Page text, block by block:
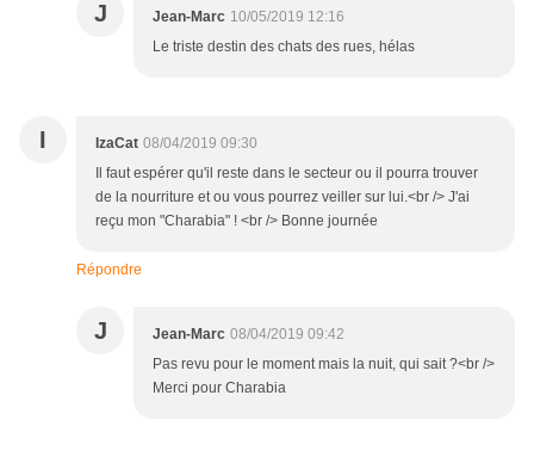
J Jean-Marc 10/05/2019 12:16
Le triste destin des chats des rues, hélas
I IzaCat 08/04/2019 09:30
Il faut espérer qu'il reste dans le secteur ou il pourra trouver
de la nourriture et ou vous pourrez veiller sur lui.<br /> J'ai
reçu mon "Charabia" ! <br /> Bonne journée
Répondre
J Jean-Marc 08/04/2019 09:42
Pas revu pour le moment mais la nuit, qui sait ?<br />
Merci pour Charabia